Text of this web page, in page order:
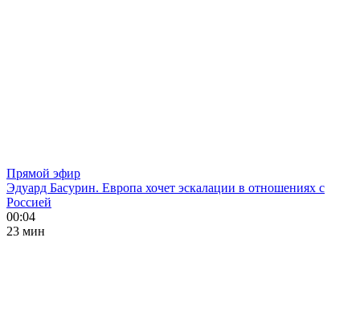
Прямой эфир
Эдуард Басурин. Европа хочет эскалации в отношениях с
Россией
00:04
23 мин